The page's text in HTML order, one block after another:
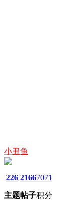
小丑鱼
226
主题
2166
帖子
7071
积分